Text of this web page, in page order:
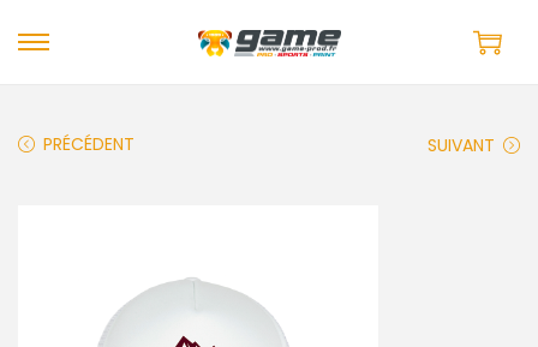
PRÉCÉDENT SUIVANT